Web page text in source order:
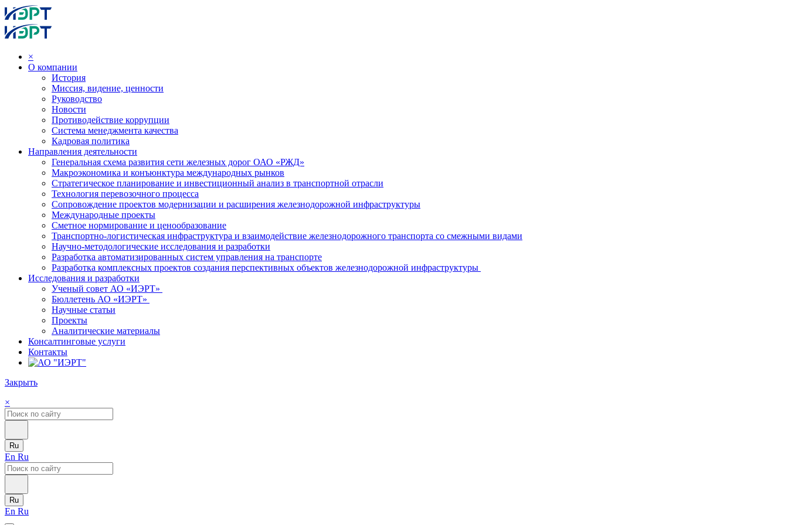
×
О компании
История
Миссия, видение, ценности
Руководство
Новости
Противодействие коррупции
Система менеджмента качества
Кадровая политика
Направления деятельности
Генеральная схема развития сети железных дорог ОАО «РЖД»
Макроэкономика и конъюнктура международных рынков
Стратегическое планирование и инвестиционный анализ в транспортной отрасли
Технология перевозочного процесса
Сопровождение проектов модернизации и расширения железнодорожной инфраструктуры
Международные проекты
Сметное нормирование и ценообразование
Транспортно-логистическая инфраструктура и взаимодействие железнодорожного транспорта со смежными видами
Научно-методологические исследования и разработки
Разработка автоматизированных систем управления на транспорте
Разработка комплексных проектов создания перспективных объектов железнодорожной инфраструктуры
Исследования и разработки
Ученый совет АО «ИЭРТ»
Бюллетень АО «ИЭРТ»
Научные статьи
Проекты
Аналитические материалы
Консалтинговые услуги
Контакты
Закрыть
×
Ru
En Ru
Ru
En Ru